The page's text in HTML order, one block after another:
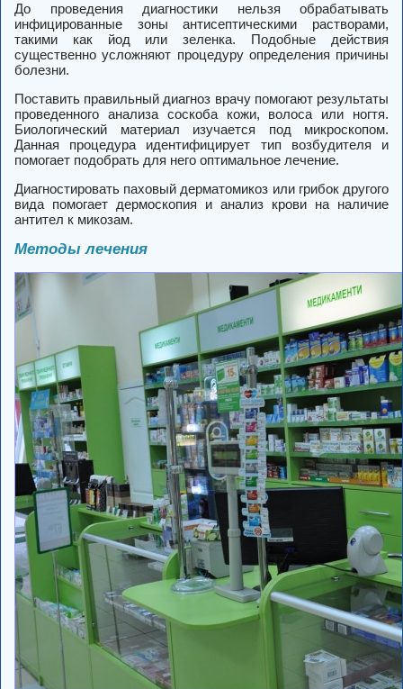
До проведения диагностики нельзя обрабатывать
инфицированные зоны антисептическими растворами,
такими как йод или зеленка. Подобные действия
существенно усложняют процедуру определения причины
болезни.
Поставить правильный диагноз врачу помогают результаты
проведенного анализа соскоба кожи, волоса или ногтя.
Биологический материал изучается под микроскопом.
Данная процедура идентифицирует тип возбудителя и
помогает подобрать для него оптимальное лечение.
Диагностировать паховый дерматомикоз или грибок другого
вида помогает дермоскопия и анализ крови на наличие
антител к микозам.
Методы лечения